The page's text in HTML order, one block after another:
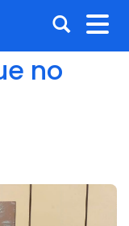
Abrir
a
busca
no